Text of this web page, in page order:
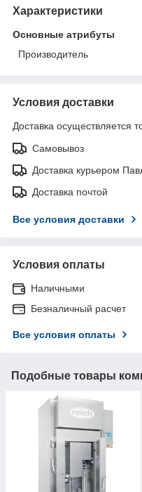
Характеристики
Основные атрибуты
Производитель
Условия доставки
Доставка осуществляется
Самовывоз
Доставка курьером
Доставка почтой
Все условия доставки
Условия оплаты
Наличными
Безналичный расчет
Все условия оплаты
Подобные товары